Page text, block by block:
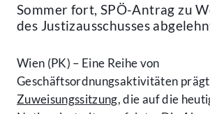
Sommer fort, SPÖ-Antrag zu
des Justizausschusses
Wien (PK) – Eine Reihe von
Geschäftsordnungsaktivitäten
Zuweisungssitzung, die auf die